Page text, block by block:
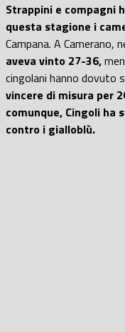
Strappini e compagni
questa stagione i
Campana. A Camerano,
aveva vinto 27-36,
cingolani hanno dovuto
vincere di misura per
comunque, Cingoli ha
contro i gialloblù.